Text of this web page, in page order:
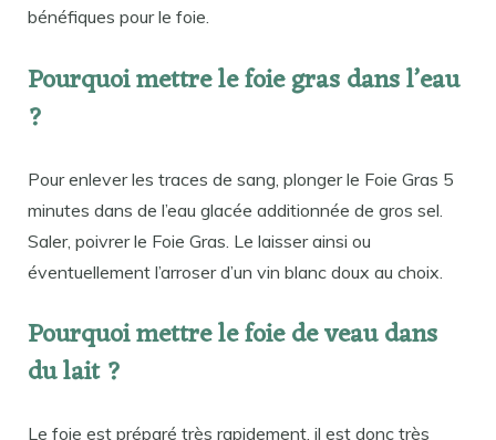
bénéfiques pour le foie.
Pourquoi mettre le foie gras dans l’eau
?
Pour enlever les traces de sang, plonger le Foie Gras 5
minutes dans de l’eau glacée additionnée de gros sel.
Saler, poivrer le Foie Gras. Le laisser ainsi ou
éventuellement l’arroser d’un vin blanc doux au choix.
Pourquoi mettre le foie de veau dans
du lait ?
Le foie est préparé très rapidement, il est donc très